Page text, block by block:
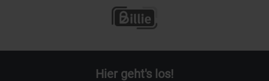
Hier geht's los!